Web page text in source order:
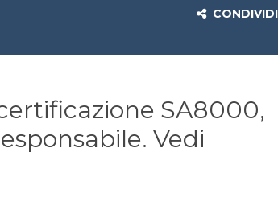
CONDIVIDI
SA8000,
Vedi